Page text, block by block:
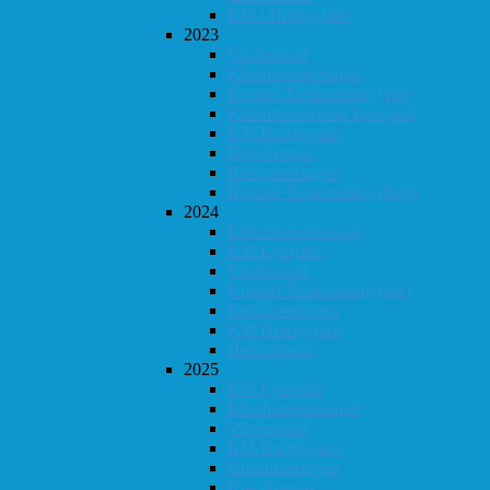
KM i Hurtigsjakk
2023
Vår-konrad
Klubbmesterskapet
Konrad Timestrening (vår)
Klubbmesterskap Lynsjakk
KM Hurtigsjakk
Høst-konrad
Høstturneringen
Konrad Timestrening (høst)
2024
Klubbmesterskapet
KM Lynsjakk
Vår-konrad
Konrad Timestrening (vår)
Høstturneringen
KM Hurtigsjakk
Høst-konrad
2025
KM Lynsjakk
Klubbmesterskapet
Vår-konrad
KM Hurtigsjakk
Høstturneringen